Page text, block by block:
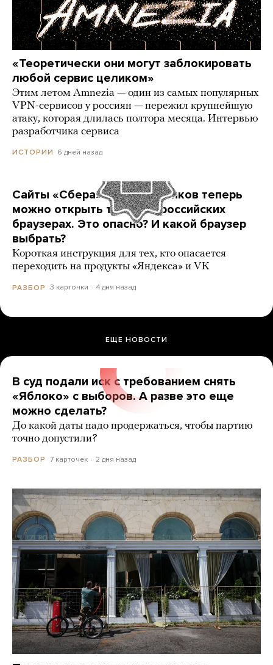
«Теоретически они могут заблокировать
любой сервис целиком»
Этим летом Amnezia — один из самых популярных
VPN-сервисов у россиян — пережил крупнейшую
атаку, которая длилась полтора месяца. Интервью
разработчика сервиса
ИСТОРИИ 6 дней назад
Сайты «Сбера» и других банков теперь
можно открыть только в российских
браузерах. Это опасно? И какой браузер
выбрать?
Короткая инструкция для тех, кто опасается
переходить на продукты «Яндекса» и VK
РАЗБОР 3 карточки 4 дня назад
ЕЩЕ НОВОСТИ
В суд подали иск с требованием снять
«Яблоко» с выборов. А разве это еще
можно сделать?
До какой даты надо продержаться, чтобы партию
точно допустили?
РАЗБОР 7 карточек 2 дня назад